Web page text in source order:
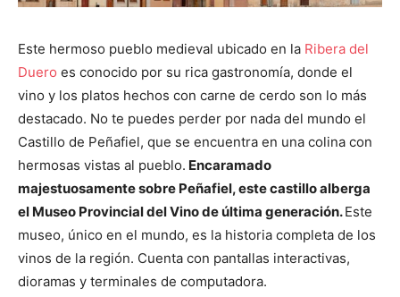
Este hermoso pueblo medieval ubicado en la Ribera del
Duero es conocido por su rica gastronomía, donde el
vino y los platos hechos con carne de cerdo son lo más
destacado. No te puedes perder por nada del mundo el
Castillo de Peñafiel, que se encuentra en una colina con
hermosas vistas al pueblo. Encaramado
majestuosamente sobre Peñafiel, este castillo alberga
el Museo Provincial del Vino de última generación.Este
museo, único en el mundo, es la historia completa de los
vinos de la región. Cuenta con pantallas interactivas,
dioramas y terminales de computadora.